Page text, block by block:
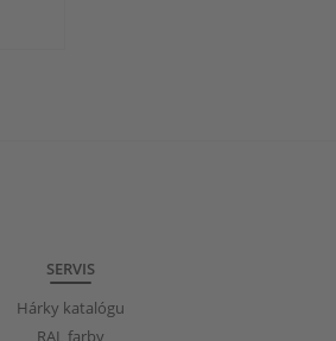
SERVIS
Hárky katalógu
RAL farby